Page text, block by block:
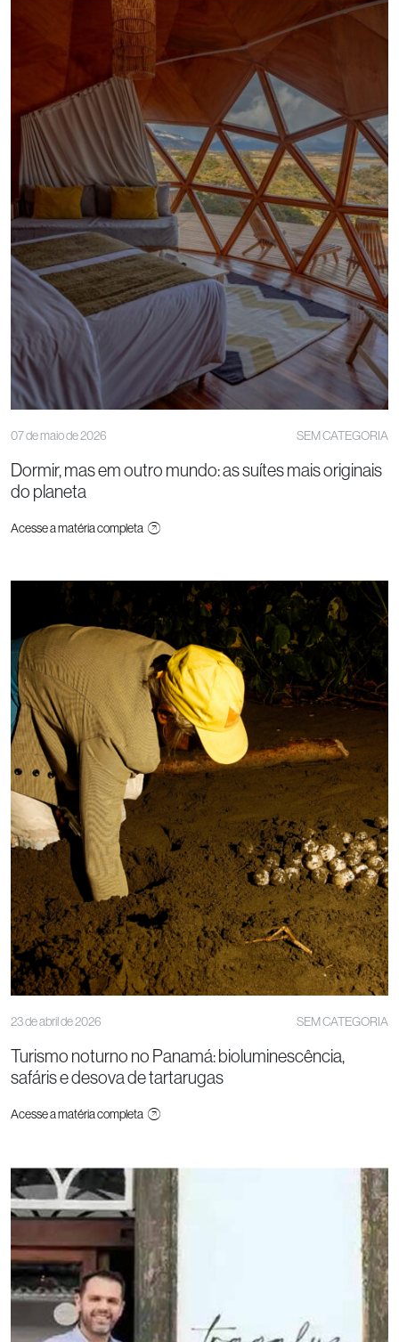
07 de maio de 2026 SEM CATEGORIA
Dormir, mas em outro mundo: as suítes mais originais
do planeta
Acesse a matéria completa
23 de abril de 2026 SEM CATEGORIA
Turismo noturno no Panamá: bioluminescência,
safáris e desova de tartarugas
Acesse a matéria completa